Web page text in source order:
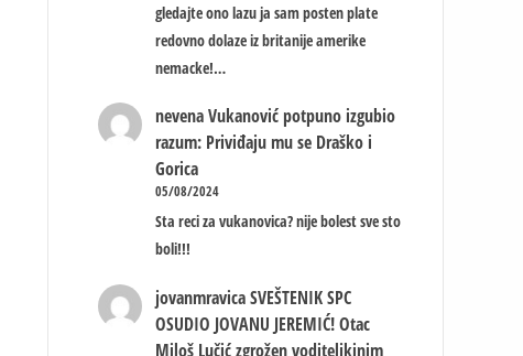
gledajte ono lazu ja sam posten plate
redovno dolaze iz britanije amerike
nemacke!…
nevena Vukanović potpuno izgubio
razum: Priviđaju mu se Draško i
Gorica
05/08/2024
Sta reci za vukanovica? nije bolest sve sto
boli!!!
jovanmravica SVEŠTENIK SPC
OSUDIO JOVANU JEREMIĆ! Otac
Miloš Lučić zgrožen voditeljkinim